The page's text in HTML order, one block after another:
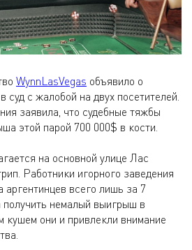
WynnLasVegas объявило о
суд с жалобой на двух посетителей.
заявила, что судебные тяжбы
этой парой 700 000$ в кости.
на основной улице Лас
Работники игорного заведения
аргентинцев всего лишь за 7
получить немалый выигрыш в
кушем они и привлекли внимание